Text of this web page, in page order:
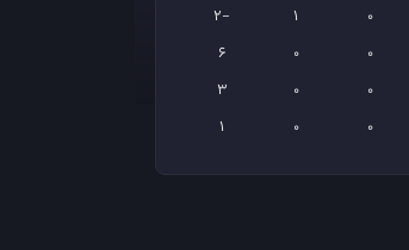
0
1
-2
0
0
6
0
0
3
0
0
1